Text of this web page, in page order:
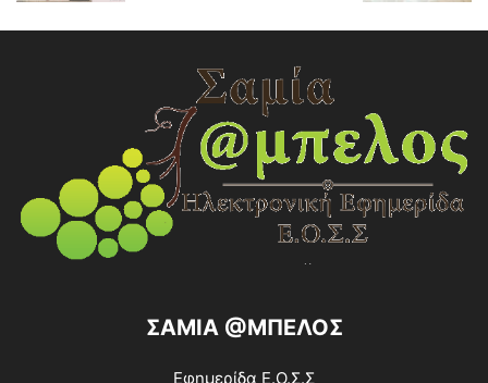
ΣΑΜΙΑ @ΜΠΕΛΟΣ
Εφημερίδα Ε.Ο.Σ.Σ